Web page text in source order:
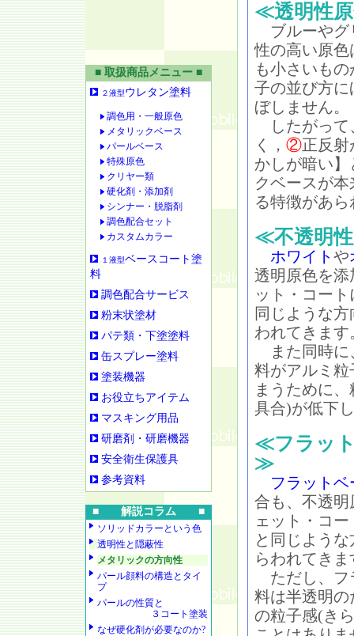
≪透明性
ブルーやグ
性の高い原色
も小さいも
子の並び方
ぼしません。
したがって
く， ②正反射
かしが暗い
クベースが
る特徴があ
≪不透明
ホワイト や
透明原色を
ット・コー
同じような
われてきます
また同時に
料がアルミ
まうために
具合)が低下
≪フラッ
≫
フラットベ
合も、不透
ェット・コ
と同じよう
らわれてきま
ただし、フ
料は半透明
の粒子感(き
■ 取扱商品メニュー ■
２液型ウレタン塗料
調色用・一般原色
メタリックベース
パールベース
特殊原色
クリヤー類
硬化剤・添加剤
シンナー・脱脂剤
調色配合セット
カスタムカラー
１液型ベースコート塗
料
調色配合サービス
粉末状塗材
パテ類・下塗塗料
缶スプレー塗料
塗装機器
お役立ちアイテム
マスキング用品
研磨剤・研磨機器
安全衛生保護具
参考資料
■ 解説コラム ■
ソリッドカラーという色
透明性と隠蔽性
メタリックの方向性
パール顔料の構造とタイ
プ
パールの性質と
３コート塗装
なぜ硬化剤が必要なのか?